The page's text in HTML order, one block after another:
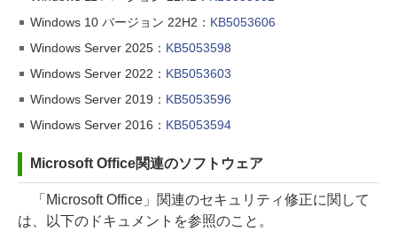
Windows 10 バージョン 22H2： KB5053606
Windows Server 2025： KB5053598
Windows Server 2022： KB5053603
Windows Server 2019： KB5053596
Windows Server 2016： KB5053594
Microsoft Office関連のソフトウェア
「Microsoft Office」関連のセキュリティ修正に関して
は、以下のドキュメントを参照のこと。